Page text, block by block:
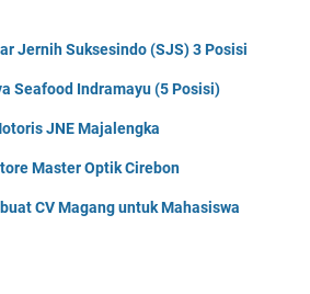
Jernih Suksesindo (SJS) 3 Posisi
Seafood Indramayu (5 Posisi)
JNE Majalengka
Master Optik Cirebon
CV Magang untuk Mahasiswa